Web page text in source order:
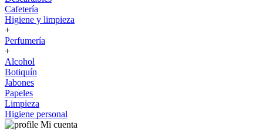
Cafetería
Higiene y limpieza
+
Perfumería
+
Alcohol
Botiquín
Jabones
Papeles
Limpieza
Higiene personal
Mi cuenta